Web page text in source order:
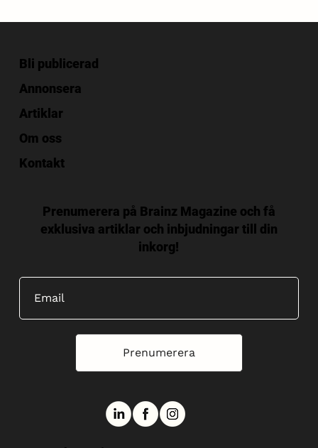
Bli publicerad
Annonsera
Artiklar
Om oss
Kontakt
Prenumerera på Brainz Magazine och få
exklusiva artiklar och inbjudningar till din
inkorg!
Prenumerera